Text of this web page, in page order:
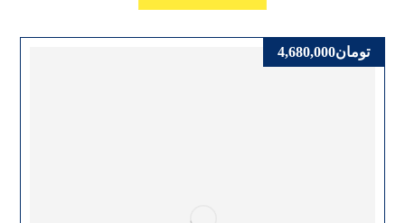
تومان4,680,000